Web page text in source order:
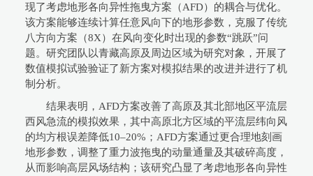
现了考虑地形各向异性拖曳方案（AFD）的耦合与优化。
该方案能够连续计算任意风向下的地形参数，克服了传统
八方向方案（8X）在风向变化时出现的参数“跳跃”问
题。研究团队以青藏高原及周边区域为研究对象，开展了
数值模拟试验验证了新方案对模拟结果的改进并进行了机
制分析。
结果表明，AFD方案改善了高原及其北部地区平流层
西风急流的模拟效果，其中高原北方区域的平流层纬向风
的均方根误差降低10–20%；AFD方案通过更合理地刻画
地形参数，调整了重力波拖曳的动量通量及其破碎高度，
从而影响高层风场结构；该研究凸显了考虑地形各向异性